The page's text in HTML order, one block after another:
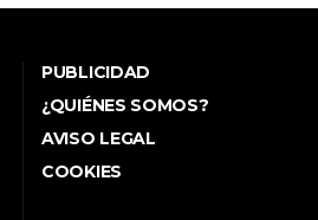
PUBLICIDAD
¿QUIÉNES SOMOS?
AVISO LEGAL
COOKIES